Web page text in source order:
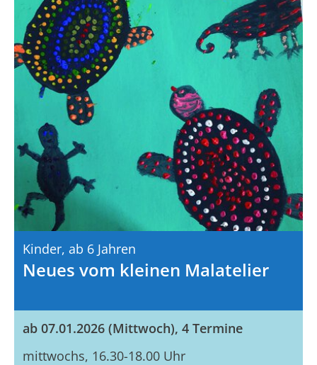
Kinder, Ab 6 Jahren
Neues vom kleinen Malatelier
ab 07.01.2026 (Mittwoch), 4 Termine
mittwochs, 16.30-18.00 Uhr